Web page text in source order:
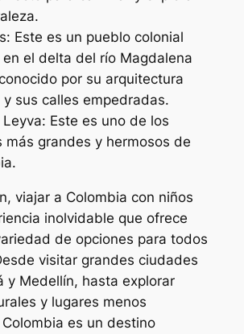
Este es un pueblo colonial
el delta del río Magdalena
por su arquitectura
y sus calles empedradas.
Este es uno de los
más grandes y hermosos de
viajar a Colombia con niños
inolvidable que ofrece
de opciones para todos
visitar grandes ciudades
y Medellín, hasta explorar
y lugares menos
es un destino